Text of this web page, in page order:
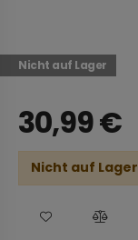
Nicht auf Lager
30,99€
Nicht auf Lager